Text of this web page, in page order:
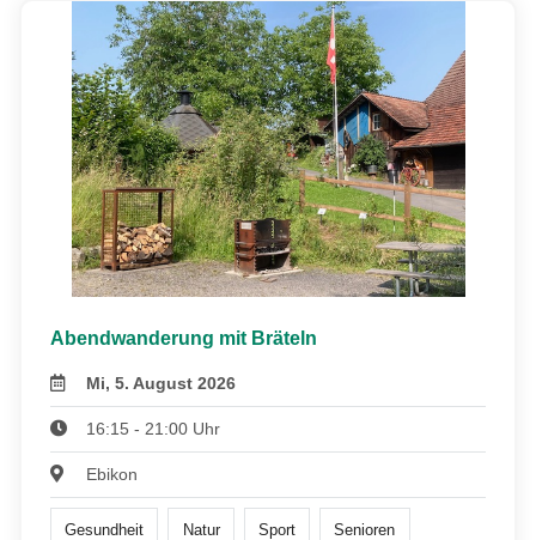
Abendwanderung mit Bräteln
Mi, 5. August 2026
16:15 - 21:00 Uhr
Ebikon
Gesundheit Natur Sport Senioren